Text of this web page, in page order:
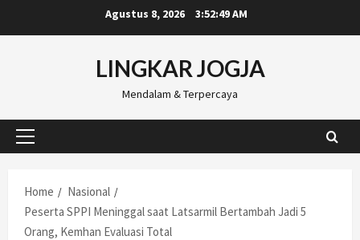
to
Agustus 8, 2026 3:52:50 AM
LINGKAR JOGJA
Mendalam & Terpercaya
Primary
Home
Nasional
Peserta SPPI Meninggal saat Latsarmil Bertambah Jadi 5
Orang, Kemhan Evaluasi Total